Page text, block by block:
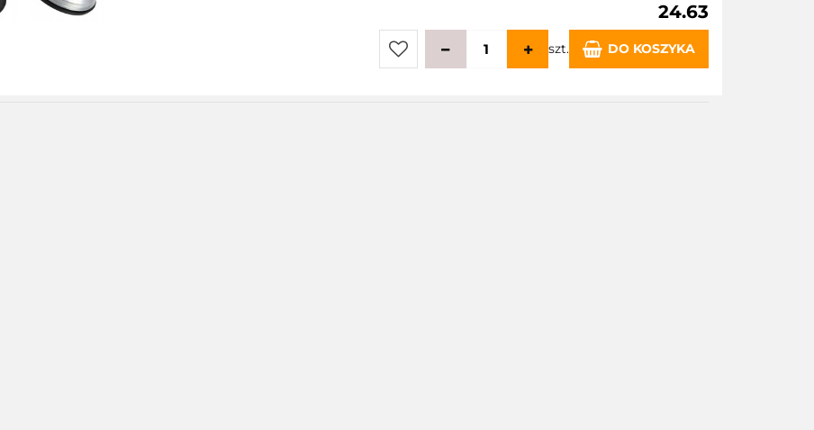
24.63
szt. DO KOSZYKA